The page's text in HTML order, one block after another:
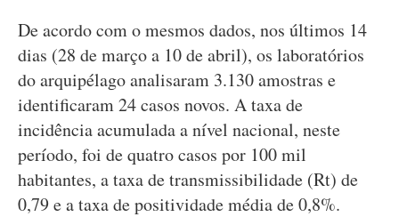
De acordo com o mesmos dados, nos últimos 14
dias (28 de março a 10 de abril), os laboratórios
do arquipélago analisaram 3.130 amostras e
identificaram 24 casos novos. A taxa de
incidência acumulada a nível nacional, neste
período, foi de quatro casos por 100 mil
habitantes, a taxa de transmissibilidade (Rt) de
0,79 e a taxa de positividade média de 0,8%.